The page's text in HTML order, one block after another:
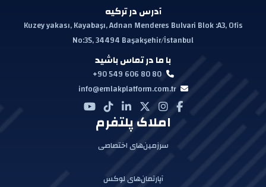
آدرس در ترکیه
Kuzey yakası, Kayabaşı, Adnan Menderes Bulvari Blok :A3, Ofis
No:35, 34494 Başakşehir/İstanbul
با ما در تماس باشید
+90 549 606 80 80
info@emlakplatform.com.tr
املاک پلتفرم
سرزمین‌های اختصاصی
آپارتمان‌های لوکس